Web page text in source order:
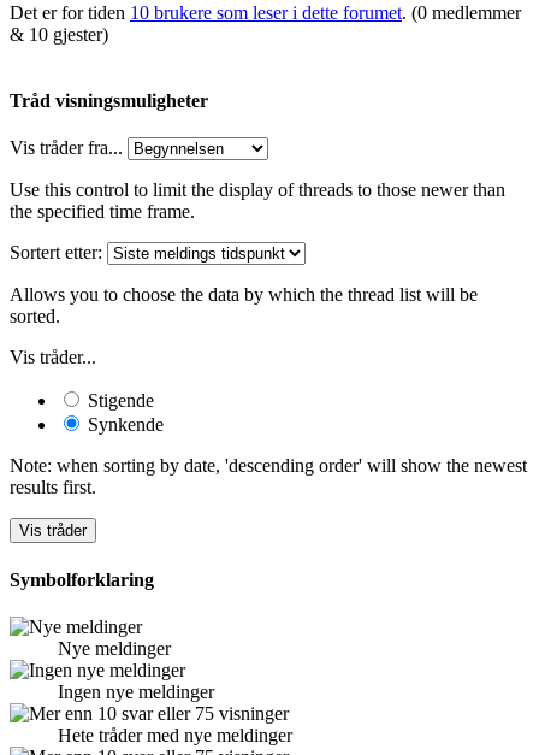
Det er for tiden 10 brukere som leser i dette forumet. (0 medlemmer
& 10 gjester)
Tråd visningsmuligheter
Vis tråder fra...
Use this control to limit the display of threads to those newer than
the specified time frame.
Sortert etter:
Allows you to choose the data by which the thread list will be
sorted.
Vis tråder...
Stigende
Synkende
Note: when sorting by date, 'descending order' will show the newest
results first.
Symbolforklaring
Nye meldinger
Ingen nye meldinger
Hete tråder med nye meldinger